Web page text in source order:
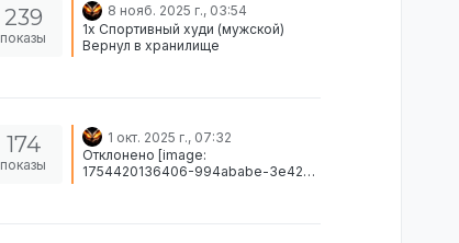
239
показы
8 нояб. 2025 г., 03:54
1х Спортивный худи (мужской)
Вернул в хранилище
174
показы
1 окт. 2025 г., 07:32
Отклонено [image:
1754420136406-994ababe-3e42-